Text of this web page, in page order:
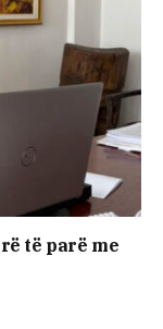
të parë me